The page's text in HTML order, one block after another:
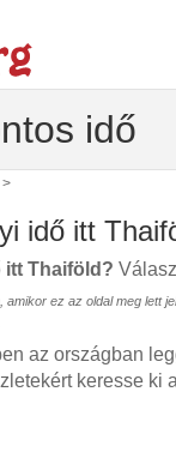
idő
>
idő itt
itt Thaiföld?
amikor ez az oldal meg lett
az országban
keresse ki